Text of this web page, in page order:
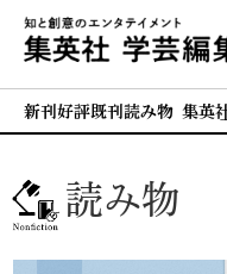
新刊 好評既刊 読み物 集英
読み物